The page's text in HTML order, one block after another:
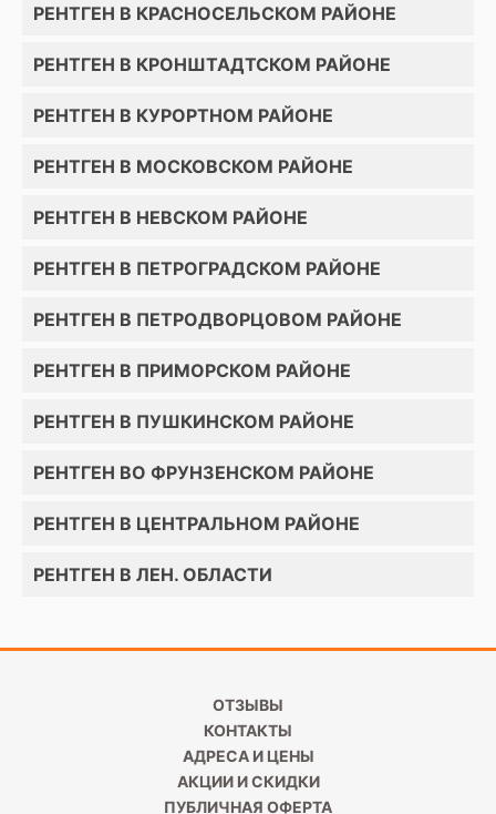
РЕНТГЕН В КРАСНОСЕЛЬСКОМ РАЙОНЕ
РЕНТГЕН В КРОНШТАДТСКОМ РАЙОНЕ
РЕНТГЕН В КУРОРТНОМ РАЙОНЕ
РЕНТГЕН В МОСКОВСКОМ РАЙОНЕ
РЕНТГЕН В НЕВСКОМ РАЙОНЕ
РЕНТГЕН В ПЕТРОГРАДСКОМ РАЙОНЕ
РЕНТГЕН В ПЕТРОДВОРЦОВОМ РАЙОНЕ
РЕНТГЕН В ПРИМОРСКОМ РАЙОНЕ
РЕНТГЕН В ПУШКИНСКОМ РАЙОНЕ
РЕНТГЕН ВО ФРУНЗЕНСКОМ РАЙОНЕ
РЕНТГЕН В ЦЕНТРАЛЬНОМ РАЙОНЕ
РЕНТГЕН В ЛЕН. ОБЛАСТИ
ОТЗЫВЫ
КОНТАКТЫ
АДРЕСА И ЦЕНЫ
АКЦИИ И СКИДКИ
ПУБЛИЧНАЯ ОФЕРТА